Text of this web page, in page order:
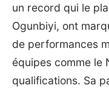
un record qui le
Ogunbiyi, ont
de performances
équipes comme le
qualifications. Sa